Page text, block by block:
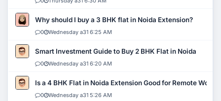
Why should I buy a 3 BHK flat in Noida Extension?
0 Wednesday a31 6:25 AM
Smart Investment Guide to Buy 2 BHK Flat in Noida
0 Wednesday a31 6:20 AM
Is a 4 BHK Flat in Noida Extension Good for Remote Work?
0 Wednesday a31 5:26 AM